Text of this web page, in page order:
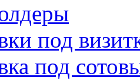
под
под